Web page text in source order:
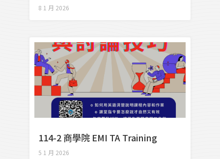
8 1 月 2026
114-2 商學院 EMI TA Training
5 1 月 2026